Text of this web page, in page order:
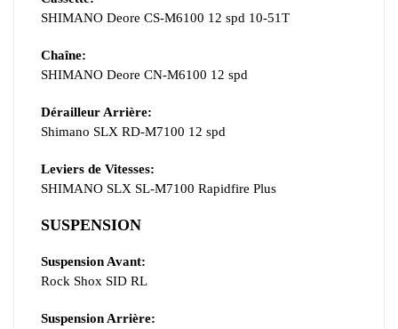
SHIMANO Deore CS-M6100 12 spd 10-51T
Chaîne:
SHIMANO Deore CN-M6100 12 spd
Dérailleur Arrière:
Shimano SLX RD-M7100 12 spd
Leviers de Vitesses:
SHIMANO SLX SL-M7100 Rapidfire Plus
SUSPENSION
Suspension Avant:
Rock Shox SID RL
Suspension Arrière: